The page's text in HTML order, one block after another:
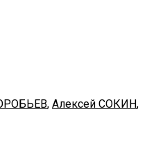
, Алексей СОКИН,